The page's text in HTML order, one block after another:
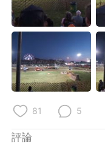
Türkçe
Português
81 5
評論